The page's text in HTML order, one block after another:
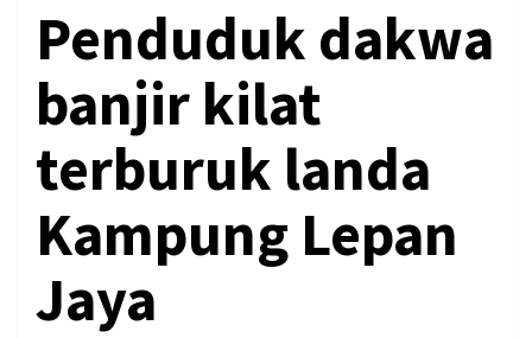
Penduduk dakwa
banjir kilat
terburuk landa
Kampung Lepan
Jaya